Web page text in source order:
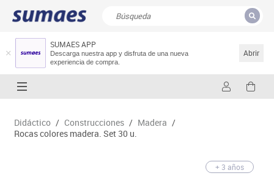
SUMAES APP
Descarga nuestra app y disfruta de una nueva
experiencia de compra.
Abrir
Resultados de la búsqueda
Didáctico / Construcciones / Madera /
Rocas colores madera. Set 30 u.
+ 3 años